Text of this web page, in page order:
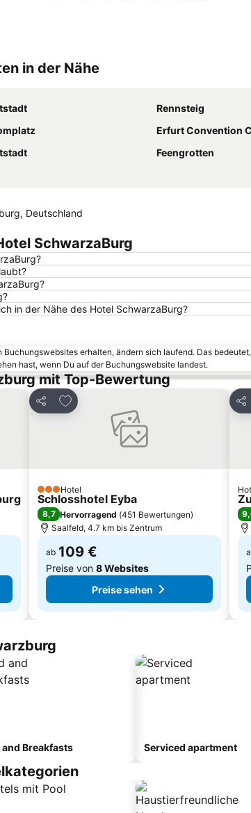
in der Nähe
Rennsteig
Erfurt Convention
Feengrotten
Deutschland
SchwarzaBurg
in der Nähe des Hotel SchwarzaBurg?
erhalten, ändern sich laufend. Das
hast, wenn Du auf der Buchungswebsite landest.
mit Top-Bewertung
Teilen
Zu Favoriten hinzufügen
3 Sterne
Hotel
Schlosshotel Eyba
8,7 Hervorragend (451 Bewertungen)
Saalfeld, 4.7 km bis Zentrum
ab 109 €
Preise von 8 Websites
Preise sehen
and Breakfasts Serviced apartment